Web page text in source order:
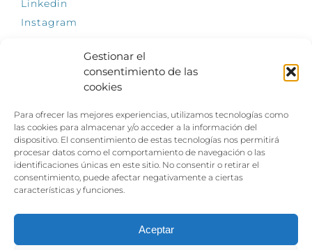
Gestionar el
consentimiento de las
cookies
Para ofrecer las mejores experiencias, utilizamos tecnologías como
las cookies para almacenar y/o acceder a la información del
dispositivo. El consentimiento de estas tecnologías nos permitirá
procesar datos como el comportamiento de navegación o las
identificaciones únicas en este sitio. No consentir o retirar el
consentimiento, puede afectar negativamente a ciertas
características y funciones.
Aceptar
Linkedin
Instagram
El empleo, la gran llave para una vida
independiente: Fundación Dfa reclama un
impulso decidido a la inclusión laboral de las
personas con discapacidad
Clown, circo y magia: el Jardín de las Artes
de julio con su segundo “Festival